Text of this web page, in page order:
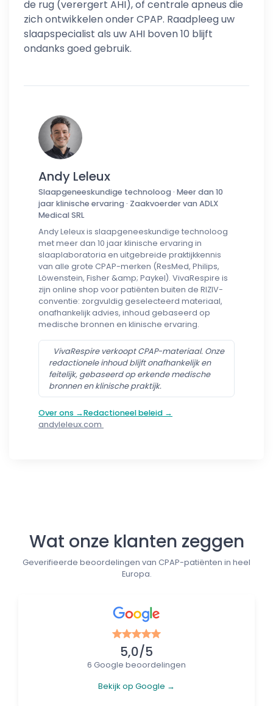
de rug (verergert AHI), of centrale apneus die
zich ontwikkelen onder CPAP. Raadpleeg uw
slaapspecialist als uw AHI boven 10 blijft
ondanks goed gebruik.
Andy Leleux
Slaapgeneeskundige technoloog · Meer dan 10
jaar klinische ervaring · Zaakvoerder van ADLX
Medical SRL
Andy Leleux is slaapgeneeskundige technoloog
met meer dan 10 jaar klinische ervaring in
slaaplaboratoria en uitgebreide praktijkkennis
van alle grote CPAP-merken (ResMed, Philips,
Löwenstein, Fisher &amp; Paykel). VivaRespire is
zijn online shop voor patiënten buiten de RIZIV-
conventie: zorgvuldig geselecteerd materiaal,
onafhankelijk advies, inhoud gebaseerd op
medische bronnen en klinische ervaring.
VivaRespire verkoopt CPAP-materiaal. Onze
redactionele inhoud blijft onafhankelijk en
feitelijk, gebaseerd op erkende medische
bronnen en klinische praktijk.
Over ons →Redactioneel beleid →
andyleleux.com
Wat onze klanten zeggen
Geverifieerde beoordelingen van CPAP-patiënten in heel
Europa.
5,0/5
6 Google beoordelingen
Bekijk op Google →